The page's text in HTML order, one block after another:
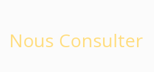
Nous Consulter